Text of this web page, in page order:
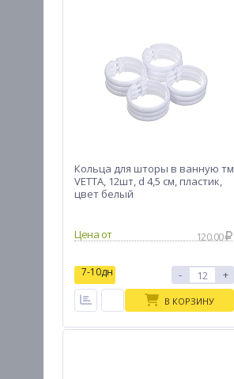
Кольца для шторы в ванную тм
VETTA, 12шт, d 4,5 см, пластик,
цвет белый
Цена от 120.00
7-10дн - +
В КОРЗИНУ